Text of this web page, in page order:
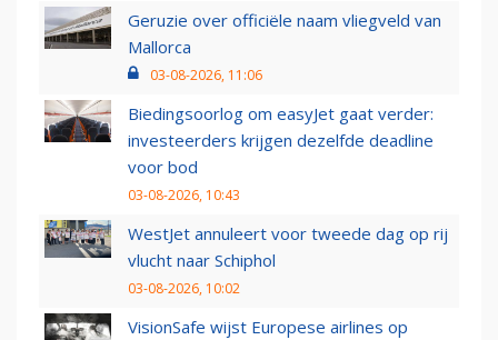
Geruzie over officiële naam vliegveld van
Mallorca
03-08-2026, 11:06
Biedingsoorlog om easyJet gaat verder:
investeerders krijgen dezelfde deadline
voor bod
03-08-2026, 10:43
WestJet annuleert voor tweede dag op rij
vlucht naar Schiphol
03-08-2026, 10:02
VisionSafe wijst Europese airlines op